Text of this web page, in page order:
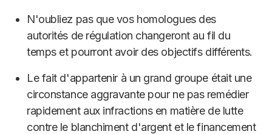
N'oubliez pas que vos homologues des
autorités de régulation changeront au fil du
temps et pourront avoir des objectifs différents.
Le fait d'appartenir à un grand groupe était une
circonstance aggravante pour ne pas remédier
rapidement aux infractions en matière de lutte
contre le blanchiment d'argent et le financement